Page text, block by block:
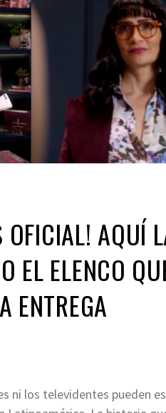
OFICIAL! AQUÍ
EL ELENCO
ENTREGA
ni los televidentes pueden